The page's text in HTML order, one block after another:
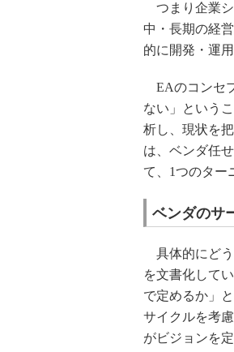
つまり企業シ
中・長期の経
的に開発・運
EAのコンセ
ない」という
析し、現状を
は、ベンダ任
て、1つのター
ベンダのサ
具体的にどう
を文書化して
で定めるか」
サイクルを考
がビジョンを